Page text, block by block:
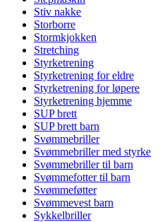
Stiv nakke
Storborre
Stormkjokken
Stretching
Styrketrening
Styrketrening for eldre
Styrketrening for løpere
Styrketrening hjemme
SUP brett
SUP brett barn
Svømmebriller
Svømmebriller med styrke
Svømmebriller til barn
Svømmefotter til barn
Svømmeføtter
Svømmevest barn
Sykkelbriller